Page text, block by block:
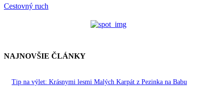
Cestovný ruch
NAJNOVŠIE ČLÁNKY
Tip na výlet: Krásnymi lesmi Malých Karpát z Pezinka na Babu